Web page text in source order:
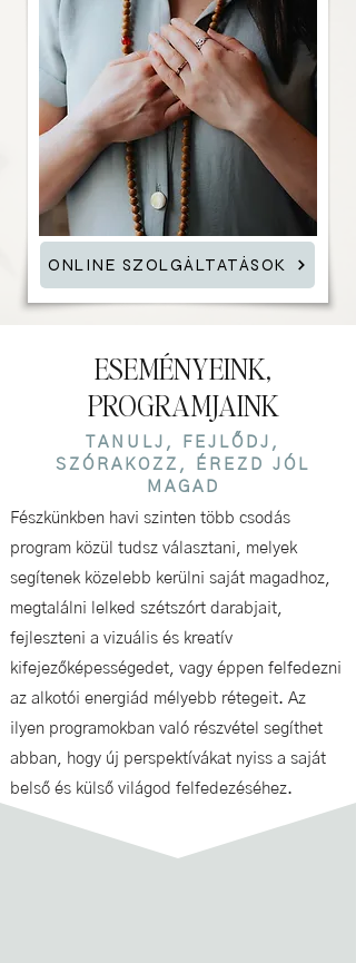
ONLINE SZOLGÁLTATÁSOK
ESEMÉNYEINK,
PROGRAMJAINK
TANULJ, FEJLŐDJ,
SZÓRAKOZZ, ÉREZD JÓL
MAGAD
Fészkünkben havi szinten több csodás
program közül tudsz választani, melyek
segítenek közelebb kerülni saját magadhoz,
megtalálni lelked szétszórt darabjait,
fejleszteni a vizuális és kreatív
kifejezőképességedet, vagy éppen felfedezni
az alkotói energiád mélyebb rétegeit. Az
ilyen programokban való részvétel segíthet
abban, hogy új perspektívákat nyiss a saját
belső és külső világod felfedezéséhez.